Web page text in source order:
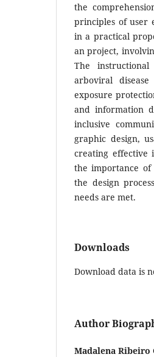
the
principles of user
in a practical
an project,
The
arboviral
exposure
and information
inclusive
graphic design,
creating effective
the importance of
the design
needs are met.
Downloads
Download data is
Author
Madalena